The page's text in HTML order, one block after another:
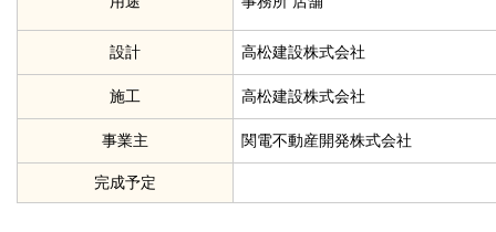
設計 高松建設株式会社
施工 高松建設株式会社
事業主 関電不動産開発株式会社
完成予定